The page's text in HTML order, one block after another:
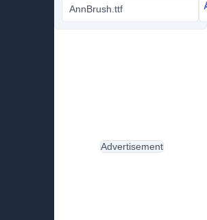
AnnBrush.ttf
Advertisement